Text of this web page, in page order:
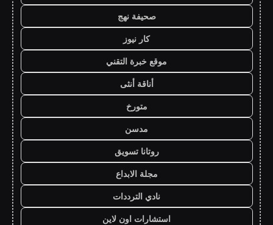
صحيفة نهج
كار نيوز
موقع خبرة التقني
أناقة أنثى
متورخ
مدسن
روتانا تسويق
مجلة الابداع
نادي الترددات
استشارات اون لاين